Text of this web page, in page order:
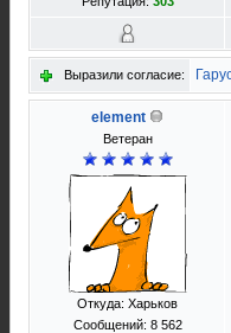
Выразили согласие:
element
Ветеран
Откуда: Харьков
Сообщений: 8 562